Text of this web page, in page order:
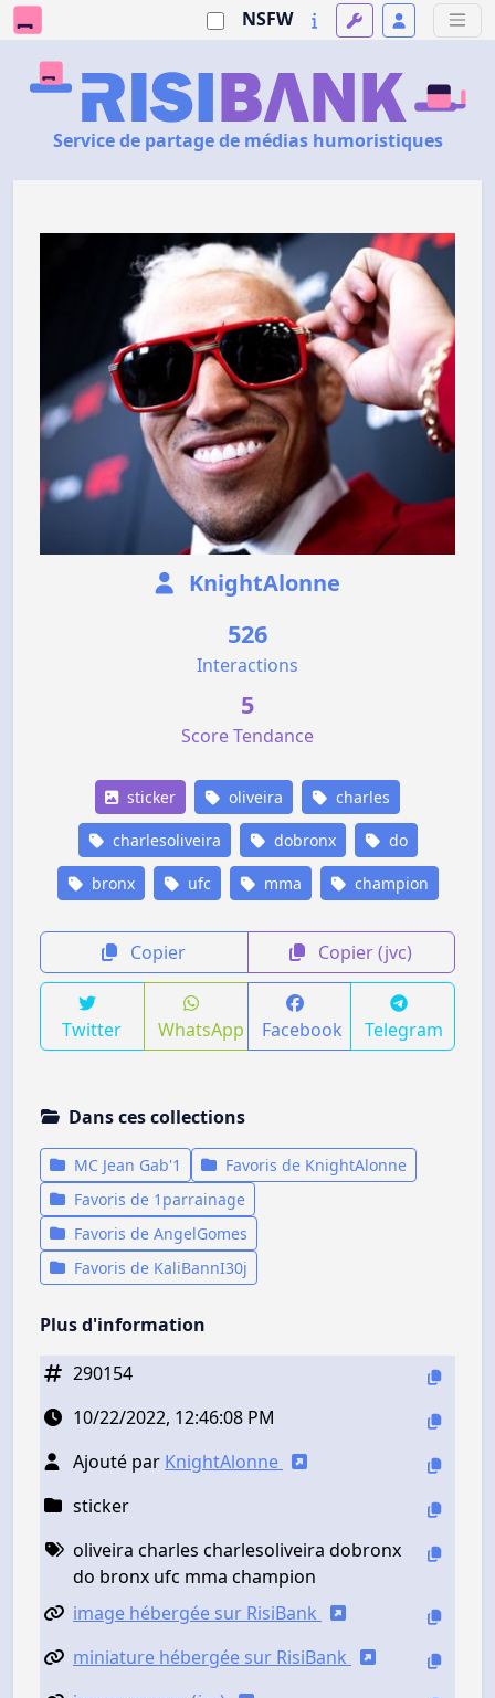
NSFW
Service de partage de médias humoristiques
KnightAlonne
526
Interactions
5
Score Tendance
sticker oliveira charles
charlesoliveira dobronx do
bronx ufc mma champion
Copier Copier (jvc)
Twitter WhatsApp Facebook Telegram
Dans ces collections
MC Jean Gab'1
Favoris de KnightAlonne
Favoris de 1parrainage
Favoris de AngelGomes
Favoris de KaliBannI30j
Plus d'information
290154
10/22/2022, 12:46:08 PM
Ajouté par KnightAlonne
sticker
oliveira charles charlesoliveira dobronx
do bronx ufc mma champion
image hébergée sur RisiBank
miniature hébergée sur RisiBank